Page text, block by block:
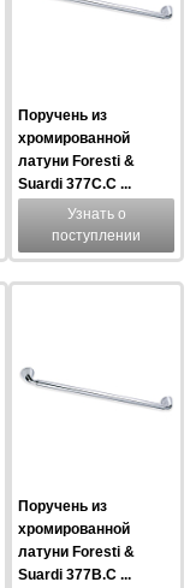
Поручень из
хромированной
латуни Foresti &
Suardi 377C.C ...
Узнать о
поступлении
Поручень из
хромированной
латуни Foresti &
Suardi 377B.C ...